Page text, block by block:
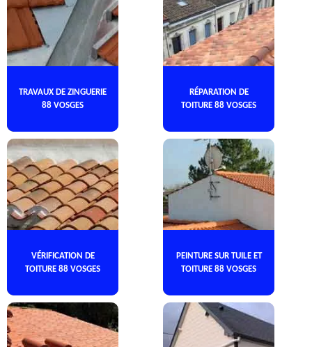
TRAVAUX DE ZINGUERIE
88 VOSGES
RÉPARATION DE
TOITURE 88 VOSGES
VÉRIFICATION DE
TOITURE 88 VOSGES
PEINTURE SUR TUILE ET
TOITURE 88 VOSGES